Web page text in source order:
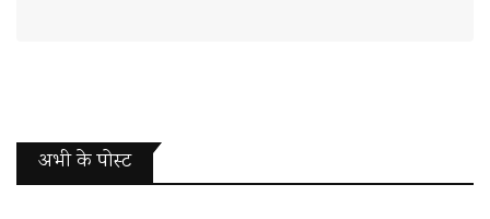
अभी के पोस्‍ट